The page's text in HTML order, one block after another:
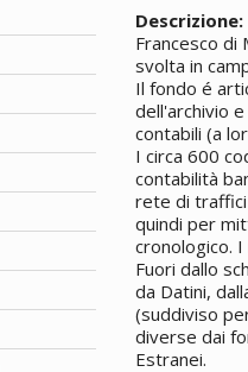
Descrizione:
Francesco di
svolta in
Il fondo é
dell'archivio
contabili (a
I circa 600
contabilità
rete di traffici
quindi per
cronologico.
Fuori dallo
da Datini,
(suddiviso
diverse dai
Estranei.